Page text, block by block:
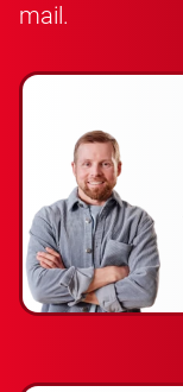
mail.